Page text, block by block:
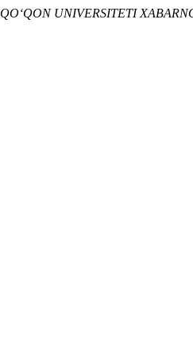
QO‘QON UNIVERSITETI